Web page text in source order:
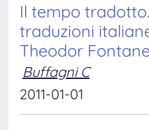
Il tempo
traduzioni
Theodor Fontane
Buffagni C
2011-01-01